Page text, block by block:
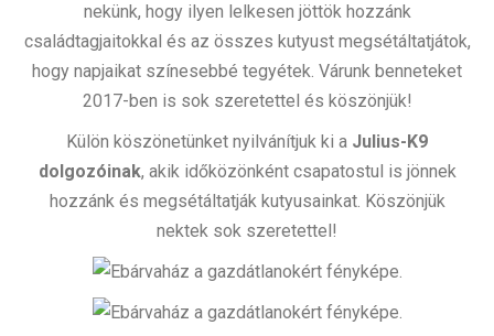
nekünk, hogy ilyen lelkesen jöttök hozzánk
családtagjaitokkal és az összes kutyust megsétáltatjátok,
hogy napjaikat színesebbé tegyétek. Várunk benneteket
2017-ben is sok szeretettel és köszönjük!
Külön köszönetünket nyilvánítjuk ki a Julius-K9
dolgozóinak, akik időközönként csapatostul is jönnek
hozzánk és megsétáltatják kutyusainkat. Köszönjük
nektek sok szeretettel!